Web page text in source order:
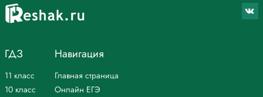
ГДЗ
11 класс
10 класс
Навигация
Главная страница
Онлайн ЕГЭ